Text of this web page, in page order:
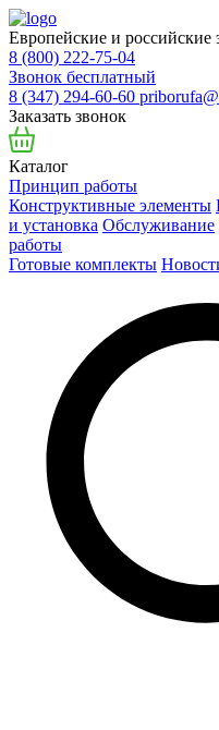
Европейские и российские
8 (800) 222-75-04
Звонок бесплатный
8 (347) 294-60-60
Заказать звонок
Каталог
Принцип работы
Конструктивные элементы
и установка Обслуживание
работы
Готовые комплекты